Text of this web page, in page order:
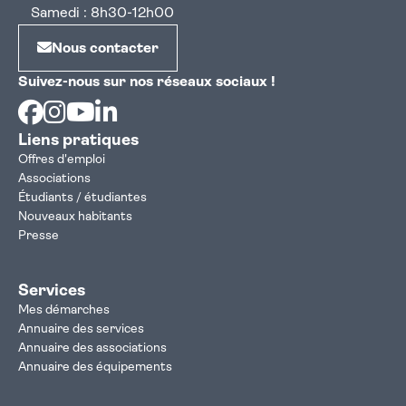
Samedi : 8h30-12h00
Nous contacter
Suivez-nous sur nos réseaux sociaux !
Facebook
Instagram
Youtube
Liens pratiques
Offres d'emploi
Associations
Étudiants / étudiantes
Nouveaux habitants
Presse
Services
Mes démarches
Annuaire des services
Annuaire des associations
Annuaire des équipements